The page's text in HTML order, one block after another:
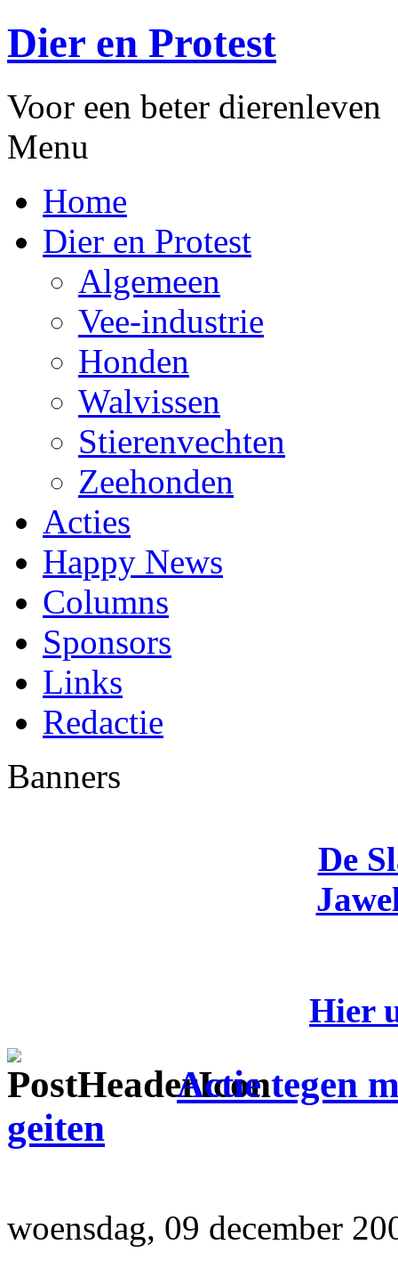
Dier en Protest
Voor een beter dierenleven
Menu
Home
Dier en Protest
Algemeen
Vee-industrie
Honden
Walvissen
Stierenvechten
Zeehonden
Acties
Happy News
Columns
Sponsors
Links
Redactie
Banners
De
Hier
Actie tegen
geiten
woensdag, 09 december